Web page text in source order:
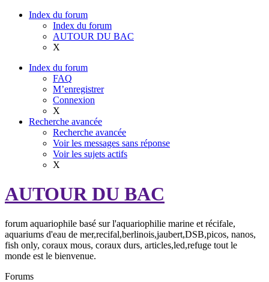
Index du forum
Index du forum
AUTOUR DU BAC
X
Index du forum
FAQ
M’enregistrer
Connexion
X
Recherche avancée
Recherche avancée
Voir les messages sans réponse
Voir les sujets actifs
X
AUTOUR DU BAC
forum aquariophile basé sur l'aquariophilie marine et récifale,
aquariums d'eau de mer,recifal,berlinois,jaubert,DSB,picos, nanos,
fish only, coraux mous, coraux durs, articles,led,refuge tout le
monde est le bienvenue.
Forums